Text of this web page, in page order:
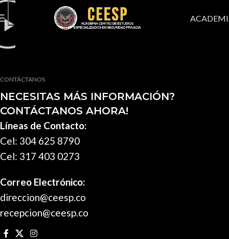
CONTÁCTANOS
NECESITAS MÁS INFORMACIÓN?
CONTÁCTANOS AHORA!
Líneas de Contacto:
Cel: 304 625 8790
Cel: 317 403 0273
Correo Electrónico:
direccion@ceesp.co
recepcion@ceesp.co